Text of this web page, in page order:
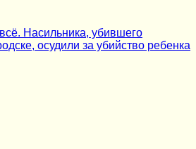
Насильника, убившего
осудили за убийство ребенка